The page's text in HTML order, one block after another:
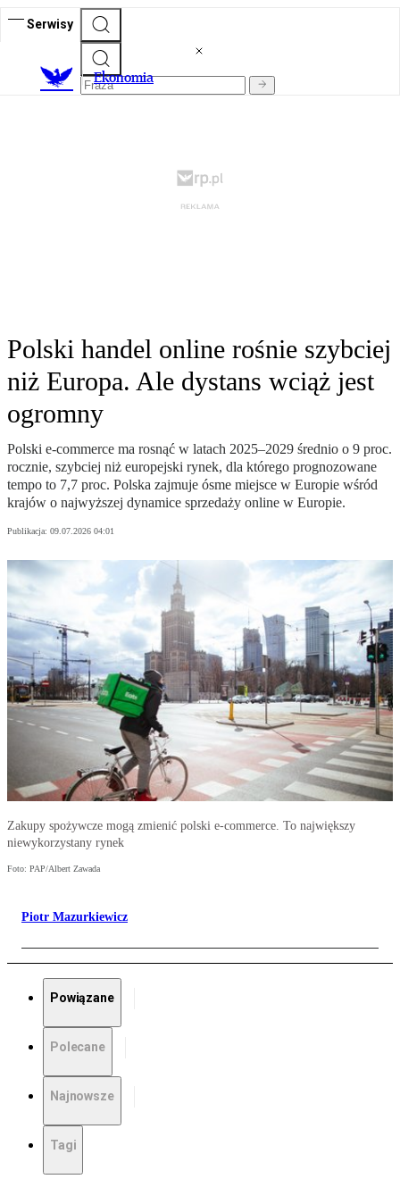
Serwisy
Ekonomia
Polski handel online rośnie szybciej
niż Europa. Ale dystans wciąż jest
ogromny
Polski e-commerce ma rosnąć w latach 2025–2029 średnio o 9 proc.
rocznie, szybciej niż europejski rynek, dla którego prognozowane
tempo to 7,7 proc. Polska zajmuje ósme miejsce w Europie wśród
krajów o najwyższej dynamice sprzedaży online w Europie.
Publikacja: 09.07.2026 04:01
Zakupy spożywcze mogą zmienić polski e-commerce. To największy
niewykorzystany rynek
Foto: PAP/Albert Zawada
Piotr Mazurkiewicz
Powiązane
Polecane
Najnowsze
Tagi